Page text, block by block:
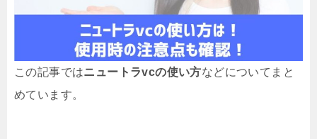
この記事ではニュートラvcの使い方などについてまと
めています。